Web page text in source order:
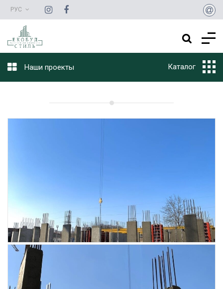
РУС
Наши проекты Каталог